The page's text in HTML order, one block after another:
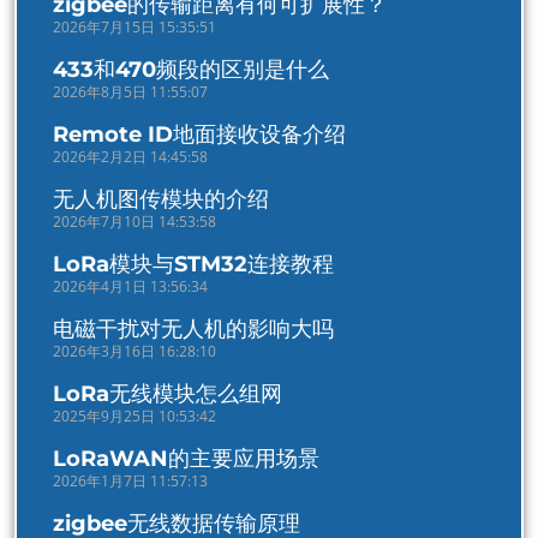
2026年7月15日 15:35:51
433和470频段的区别是什么
2026年8月5日 11:55:07
Remote ID地面接收设备介绍
2026年2月2日 14:45:58
无人机图传模块的介绍
2026年7月10日 14:53:58
LoRa模块与STM32连接教程
2026年4月1日 13:56:34
电磁干扰对无人机的影响大吗
2026年3月16日 16:28:10
LoRa无线模块怎么组网
2025年9月25日 10:53:42
LoRaWAN的主要应用场景
2026年1月7日 11:57:13
zigbee无线数据传输原理